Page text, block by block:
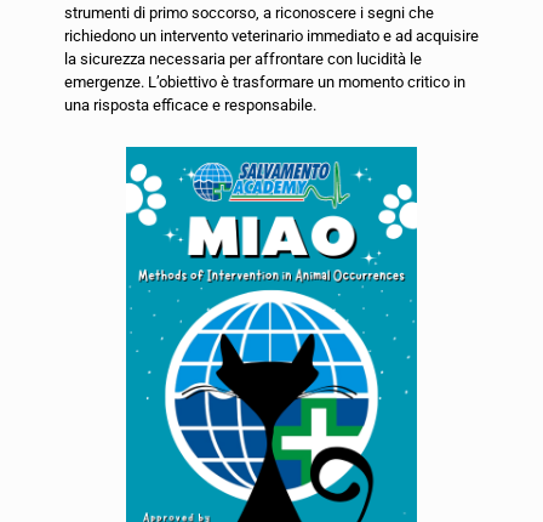
strumenti di primo soccorso, a riconoscere i segni che
richiedono un intervento veterinario immediato e ad acquisire
la sicurezza necessaria per affrontare con lucidità le
emergenze. L’obiettivo è trasformare un momento critico in
una risposta efficace e responsabile.